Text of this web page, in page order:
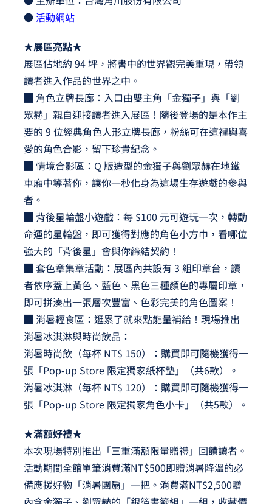
● 活動網站
★展區亮點★
展區佔地約 94 坪，將書中的世界觀完美重現，帶領
讀者進入作品的世界之中。
█ 角色立牌長廊：入口由雙主角「金獨子」與「劉
眾赫」親自迎接讀者進入展區！隨後登場的是本作主
要的 9 位經典角色人形立牌長廊，粉絲可在這裡與喜
愛的角色合影，留下珍貴紀念。
█ 情境合影區：Q 版造型的金獨子與劉眾赫在地鐵
車廂中等著你，讓你一秒化身為這場生存遊戲的參與
者。
█ 背後星輪盤小遊戲：每 $100 元可遊玩一次，轉動
命運的星輪盤，即可獲得對應的角色小方巾，看哪位
強大的「背後星」會與你締結契約！
█ 套色章集章活動：展區內共設有 3 組印章台，讀
者依序蓋上黃色、藍色、黑色三種顏色的專屬印章，
即可拼湊出一張層次豐富、色彩完美的角色圖案！
█ 消暑輕食區：逛累了就來點能量補給！現場推出
消暑冰淇淋與時尚飲品：
消暑時尚飲（每杯 NT$ 150）：購買即可隨機獲得一
張「Pop-up Store 限定獨家紙杯墊」（共6款）。
消暑冰淇淋（每杯 NT$ 120）：購買即可隨機獲得一
張「Pop-up Store 限定獨家角色小卡」（共5款）。
★滿額好禮★
本次現場特別推出「三重滿額限量贈禮」回饋讀者。
活動期間全館單筆消費滿NT$500即贈消暑降溫的必
備應援好物「消暑團扇」一把。消費滿NT$2,500贈